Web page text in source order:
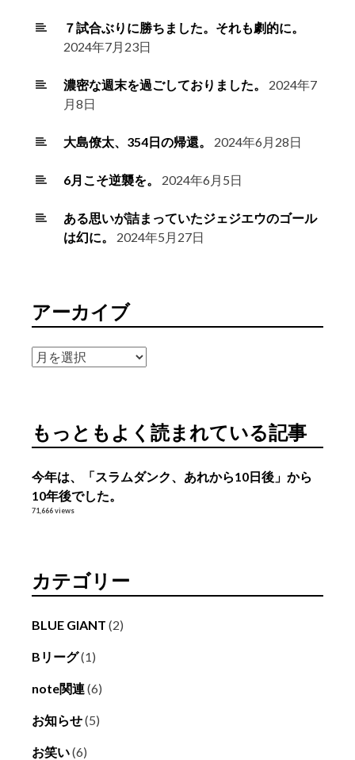
７試合ぶりに勝ちました。それも劇的に。
2024年7月23日
濃密な週末を過ごしておりました。
2024年7
月8日
大島僚太、354日の帰還。 2024年6月28日
6月こそ逆襲を。 2024年6月5日
ある思いが詰まっていたジェジエウのゴール
は幻に。
2024年5月27日
アーカイブ
ア
ブ
もっともよく読まれている記事
今年は、「スラムダンク、あれから10日後」から
10年後でした。
71,666 views
カテゴリー
BLUE GIANT (2)
Bリーグ(1)
note関連(6)
お知らせ(5)
お笑い(6)